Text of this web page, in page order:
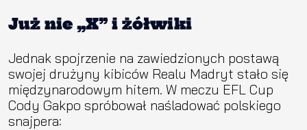
Już nie „X” i żółwiki
Jednak spojrzenie na zawiedzionych postawą
swojej drużyny kibiców Realu Madryt stało się
międzynarodowym hitem. W meczu EFL Cup
Cody Gakpo spróbował naśladować polskiego
snajpera: